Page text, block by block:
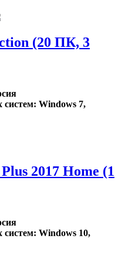
(20 ПК, 3
систем: Windows 7,
2017 Home (1
систем: Windows 10,